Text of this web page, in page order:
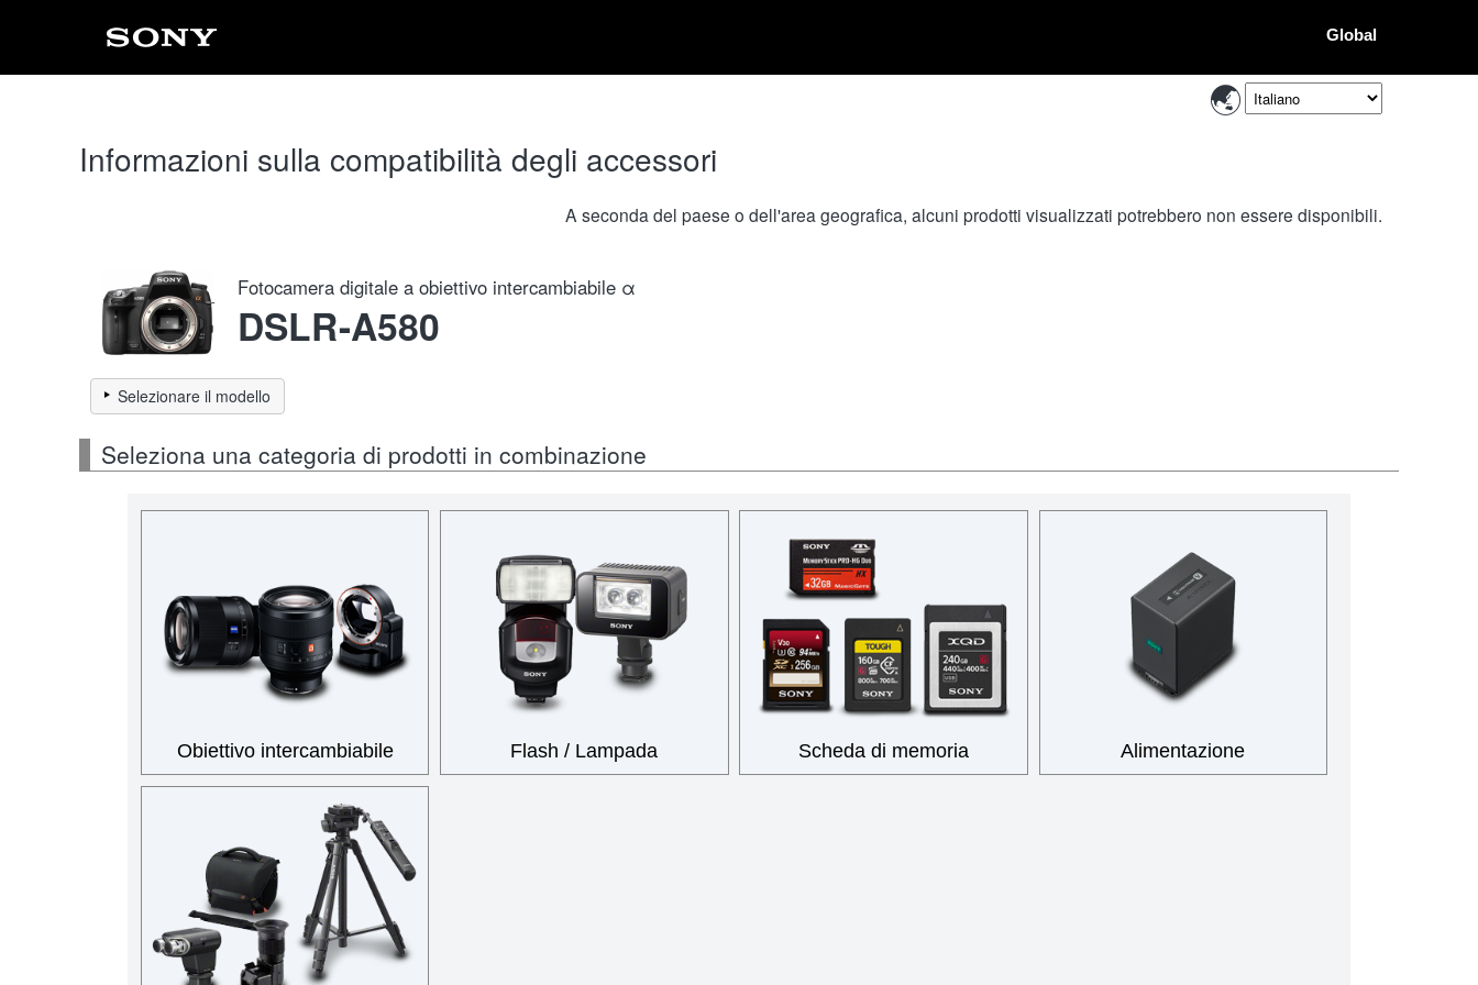
Global
Informazioni sulla compatibilità degli accessori
A seconda del paese o dell'area geografica, alcuni prodotti visualizzati potrebbero non essere disponibili.
Fotocamera digitale a obiettivo intercambiabile α
DSLR-A580
Selezionare il modello
Seleziona una categoria di prodotti in combinazione
Obiettivo intercambiabile Flash / Lampada Scheda di memoria Alimentazione